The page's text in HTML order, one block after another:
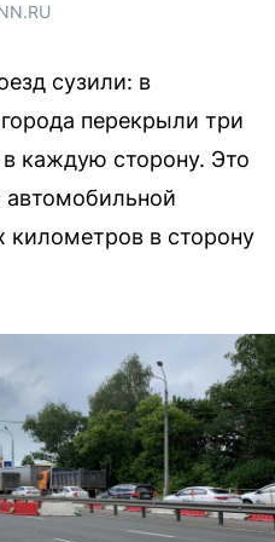
сузили: в
перекрыли три
каждую сторону. Это
автомобильной
километров в сторону